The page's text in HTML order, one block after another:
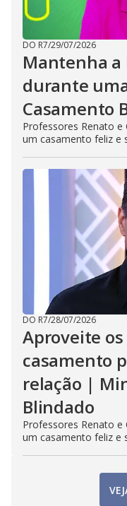
DO R7/29/07/2026
Mantenha a
durante
Casamento
Professores Renato e
um casamento feliz e
DO R7/28/07/2026
Aproveite
casamento
relação |
Blindado
Professores Renato e
um casamento feliz e